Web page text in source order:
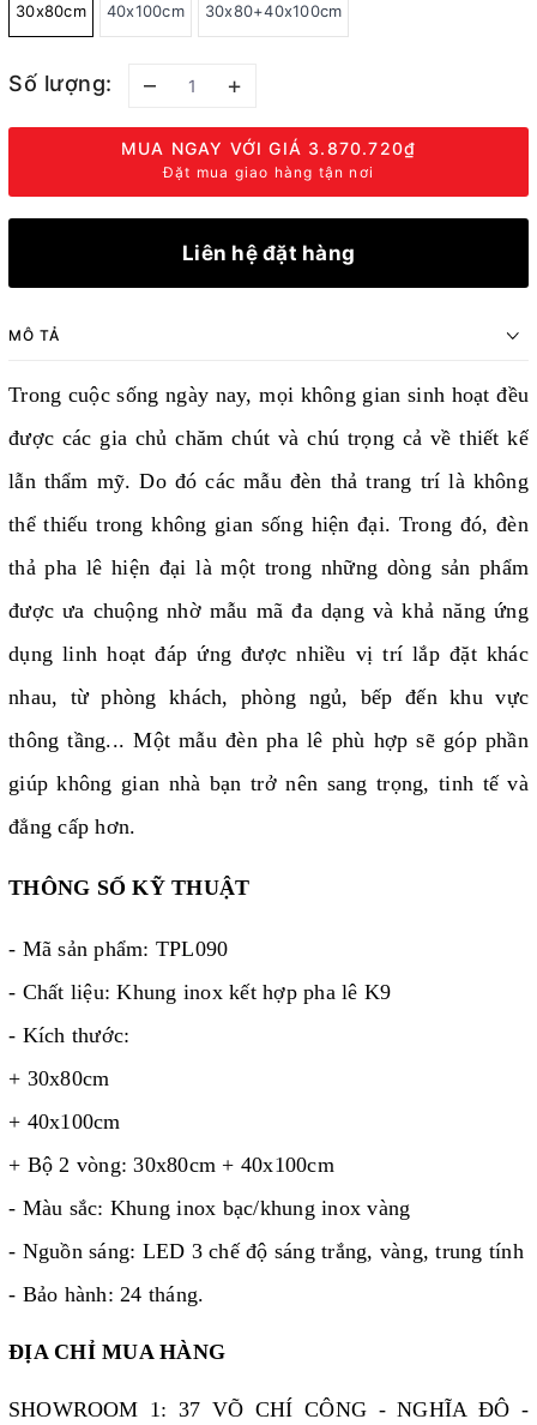
30x80cm 40x100cm 30x80+40x100cm
Số lượng: – +
MUA NGAY VỚI GIÁ 3.870.720₫
Đặt mua giao hàng tận nơi
Liên hệ đặt hàng
MÔ TẢ
Trong cuộc sống ngày nay, mọi không gian sinh hoạt đều
được các gia chủ chăm chút và chú trọng cả về thiết kế
lẫn thẩm mỹ. Do đó các mẫu đèn thả trang trí là không
thể thiếu trong không gian sống hiện đại. Trong đó, đèn
thả pha lê hiện đại là một trong những dòng sản phẩm
được ưa chuộng nhờ mẫu mã đa dạng và khả năng ứng
dụng linh hoạt đáp ứng được nhiều vị trí lắp đặt khác
nhau, từ phòng khách, phòng ngủ, bếp đến khu vực
thông tầng... Một mẫu đèn pha lê phù hợp sẽ góp phần
giúp không gian nhà bạn trở nên sang trọng, tinh tế và
đẳng cấp hơn.
THÔNG SỐ KỸ THUẬT
- Mã sản phẩm: TPL090
- Chất liệu: Khung inox kết hợp pha lê K9
- Kích thước:
+ 30x80cm
+ 40x100cm
+ Bộ 2 vòng: 30x80cm + 40x100cm
- Màu sắc: Khung inox bạc/khung inox vàng
- Nguồn sáng: LED 3 chế độ sáng trắng, vàng, trung tính
- Bảo hành: 24 tháng.
ĐỊA CHỈ MUA HÀNG
SHOWROOM 1: 37 VÕ CHÍ CÔNG - NGHĨA ĐÔ -